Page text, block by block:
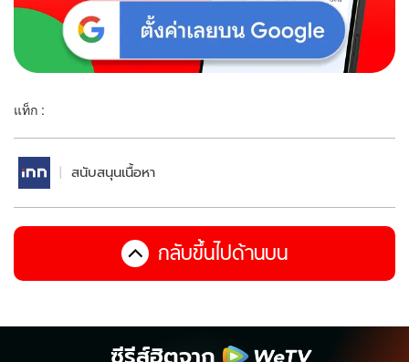
แท็ก :
สนับสนุนเนื้อหา
กลับขึ้นไปด้านบน